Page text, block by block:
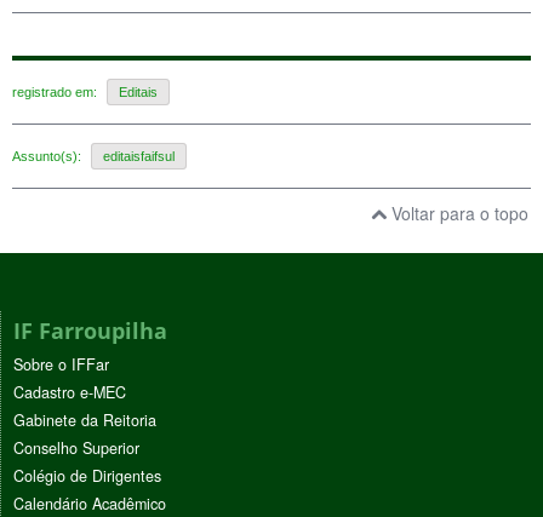
registrado em: Editais
Assunto(s): editaisfaifsul
Voltar para o topo
IF Farroupilha
Sobre o IFFar
Cadastro e-MEC
Gabinete da Reitoria
Conselho Superior
Colégio de Dirigentes
Calendário Acadêmico